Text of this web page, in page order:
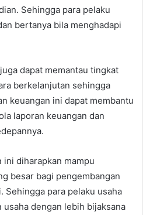
Sehingga para pelaku
bertanya bila menghadapi
dapat memantau tingkat
berkelanjutan sehingga
keuangan ini dapat membantu
laporan keuangan dan
ini diharapkan mampu
besar bagi pengembangan
Sehingga para pelaku usaha
dengan lebih bijaksana